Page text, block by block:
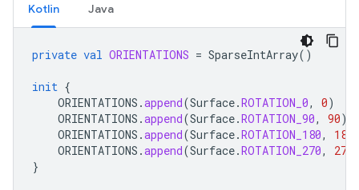
Kotlin Java
private val ORIENTATIONS = SparseIntArray()
init {
ORIENTATIONS .append(Surface.ROTATION_0, 0)
ORIENTATIONS .append(Surface.ROTATION_90, 90)
ORIENTATIONS .append(Surface.ROTATION_180, 180
ORIENTATIONS .append(Surface.ROTATION_270, 270
}